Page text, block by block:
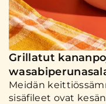
Grillatut
Meidän
sisäfileet ovat